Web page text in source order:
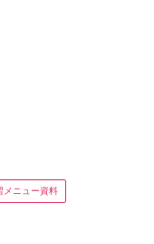
メニュー資料